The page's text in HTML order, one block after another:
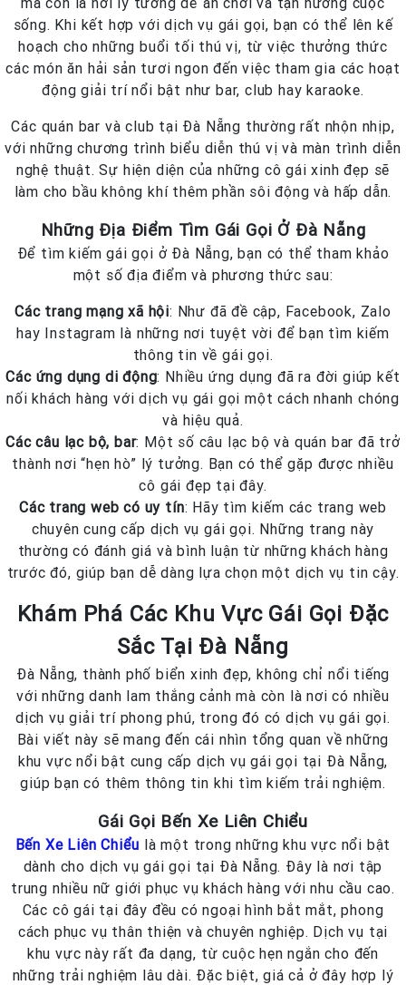
sống. Khi kết hợp với dịch vụ gái gọi, bạn có thể lên kế
hoạch cho những buổi tối thú vị, từ việc thưởng thức
các món ăn hải sản tươi ngon đến việc tham gia các hoạt
động giải trí nổi bật như bar, club hay karaoke.
Các quán bar và club tại Đà Nẵng thường rất nhộn nhịp,
với những chương trình biểu diễn thú vị và màn trình diễn
nghệ thuật. Sự hiện diện của những cô gái xinh đẹp sẽ
làm cho bầu không khí thêm phần sôi động và hấp dẫn.
Những Địa Điểm Tìm Gái Gọi Ở Đà Nẵng
Để tìm kiếm gái gọi ở Đà Nẵng, bạn có thể tham khảo
một số địa điểm và phương thức sau:
Các trang mạng xã hội: Như đã đề cập, Facebook, Zalo
hay Instagram là những nơi tuyệt vời để bạn tìm kiếm
thông tin về gái gọi.
Các ứng dụng di động: Nhiều ứng dụng đã ra đời giúp kết
nối khách hàng với dịch vụ gái gọi một cách nhanh chóng
và hiệu quả.
Các câu lạc bộ, bar: Một số câu lạc bộ và quán bar đã trở
thành nơi “hẹn hò” lý tưởng. Bạn có thể gặp được nhiều
cô gái đẹp tại đây.
Các trang web có uy tín: Hãy tìm kiếm các trang web
chuyên cung cấp dịch vụ gái gọi. Những trang này
thường có đánh giá và bình luận từ những khách hàng
trước đó, giúp bạn dễ dàng lựa chọn một dịch vụ tin cậy.
Khám Phá Các Khu Vực Gái Gọi Đặc
Sắc Tại Đà Nẵng
Đà Nẵng, thành phố biển xinh đẹp, không chỉ nổi tiếng
với những danh lam thắng cảnh mà còn là nơi có nhiều
dịch vụ giải trí phong phú, trong đó có dịch vụ gái gọi.
Bài viết này sẽ mang đến cái nhìn tổng quan về những
khu vực nổi bật cung cấp dịch vụ gái gọi tại Đà Nẵng,
giúp bạn có thêm thông tin khi tìm kiếm trải nghiệm.
Gái Gọi Bến Xe Liên Chiểu
Bến Xe Liên Chiểu là một trong những khu vực nổi bật
dành cho dịch vụ gái gọi tại Đà Nẵng. Đây là nơi tập
trung nhiều nữ giới phục vụ khách hàng với nhu cầu cao.
Các cô gái tại đây đều có ngoại hình bắt mắt, phong
cách phục vụ thân thiện và chuyên nghiệp. Dịch vụ tại
khu vực này rất đa dạng, từ cuộc hẹn ngắn cho đến
những trải nghiệm lâu dài. Đặc biệt, giá cả ở đây hợp lý